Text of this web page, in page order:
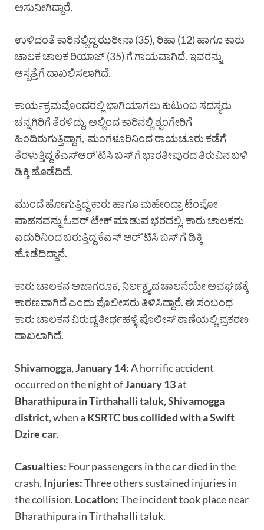
ಅಸುನೀಗಿದ್ದಾರೆ.
ಉಳಿದಂತೆ ಕಾರಿನಲ್ಲಿದ್ದ ಝರೀನಾ (35), ರಿಹಾ (12) ಹಾಗೂ ಕಾರು
ಚಾಲಕ ಚಾಲಕ ರಿಯಾಜ್ (35) ಗೆ ಗಾಯವಾಗಿದೆ. ಇವರನ್ನು
ಆಸ್ಪತ್ರೆಗೆ ದಾಖಲಿಸಲಾಗಿದೆ.
ಕಾರ್ಯಕ್ರಮವೊಂದರಲ್ಲಿ ಭಾಗಿಯಾಗಲು ಕುಟುಂಬ ಸದಸ್ಯರು
ಚನ್ನಗಿರಿಗೆ ತೆರಳಿದ್ದು, ಅಲ್ಲಿಂದ ಕಾರಿನಲ್ಲಿ ಶೃಂಗೇರಿಗೆ
ಹಿಂದಿರುಗುತ್ತಿದ್ದಾಗ, ಮಂಗಳೂರಿನಿಂದ ರಾಯಚೂರು ಕಡೆಗೆ
ತೆರಳುತ್ತಿದ್ದ ಕೆಎಸ್ಆರ್’ಟಿಸಿ ಬಸ್ ಗೆ ಭಾರತೀಪುರದ ತಿರುವಿನ ಬಳಿ
ಡಿಕ್ಕಿ ಹೊಡೆದಿದೆ.
ಮುಂದೆ ಹೋಗುತ್ತಿದ್ದ ಕಾರು ಹಾಗೂ ಮಹೇಂದ್ರಾ ಟೆಂಪೋ
ವಾಹನವನ್ನು ಓವರ್ ಟೇಕ್ ಮಾಡುವ ಭರದಲ್ಲಿ. ಕಾರು ಚಾಲಕನು
ಎದುರಿನಿಂದ ಬರುತ್ತಿದ್ದ ಕೆಎಸ್ ಆರ್’ಟಿಸಿ ಬಸ್ ಗೆ ಡಿಕ್ಕಿ
ಹೊಡೆದಿದ್ದಾನೆ.
ಕಾರು ಚಾಲಕನ ಅಜಾಗರೂಕ, ನಿರ್ಲಕ್ಷ್ಯದ ಚಾಲನೆಯೇ ಅವಘಡಕ್ಕೆ
ಕಾರಣವಾಗಿದೆ ಎಂದು ಪೊಲೀಸರು ತಿಳಿಸಿದ್ದಾರೆ. ಈ ಸಂಬಂಧ
ಕಾರು ಚಾಲಕನ ವಿರುದ್ದ ತೀರ್ಥಹಳ್ಳಿ ಪೊಲೀಸ್ ಠಾಣೆಯಲ್ಲಿ ಪ್ರಕರಣ
ದಾಖಲಾಗಿದೆ.
Shivamogga, January 14:A horrific accident
occurred on the night ofJanuary 13at
Bharathipura in Tirthahalli taluk, Shivamogga
district, when a KSRTC bus collided with a Swift
Dzire car.
Casualties: Four passengers in the car died in the
crash. Injuries:Three others sustained injuries in
the collision. Location:The incident took place near
Bharathipura in Tirthahalli taluk.